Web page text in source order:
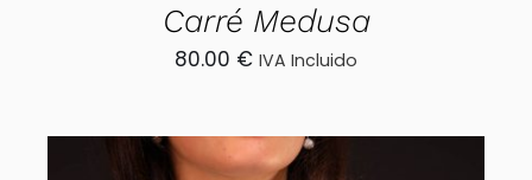
Carré Medusa
80.00 € IVA Incluido